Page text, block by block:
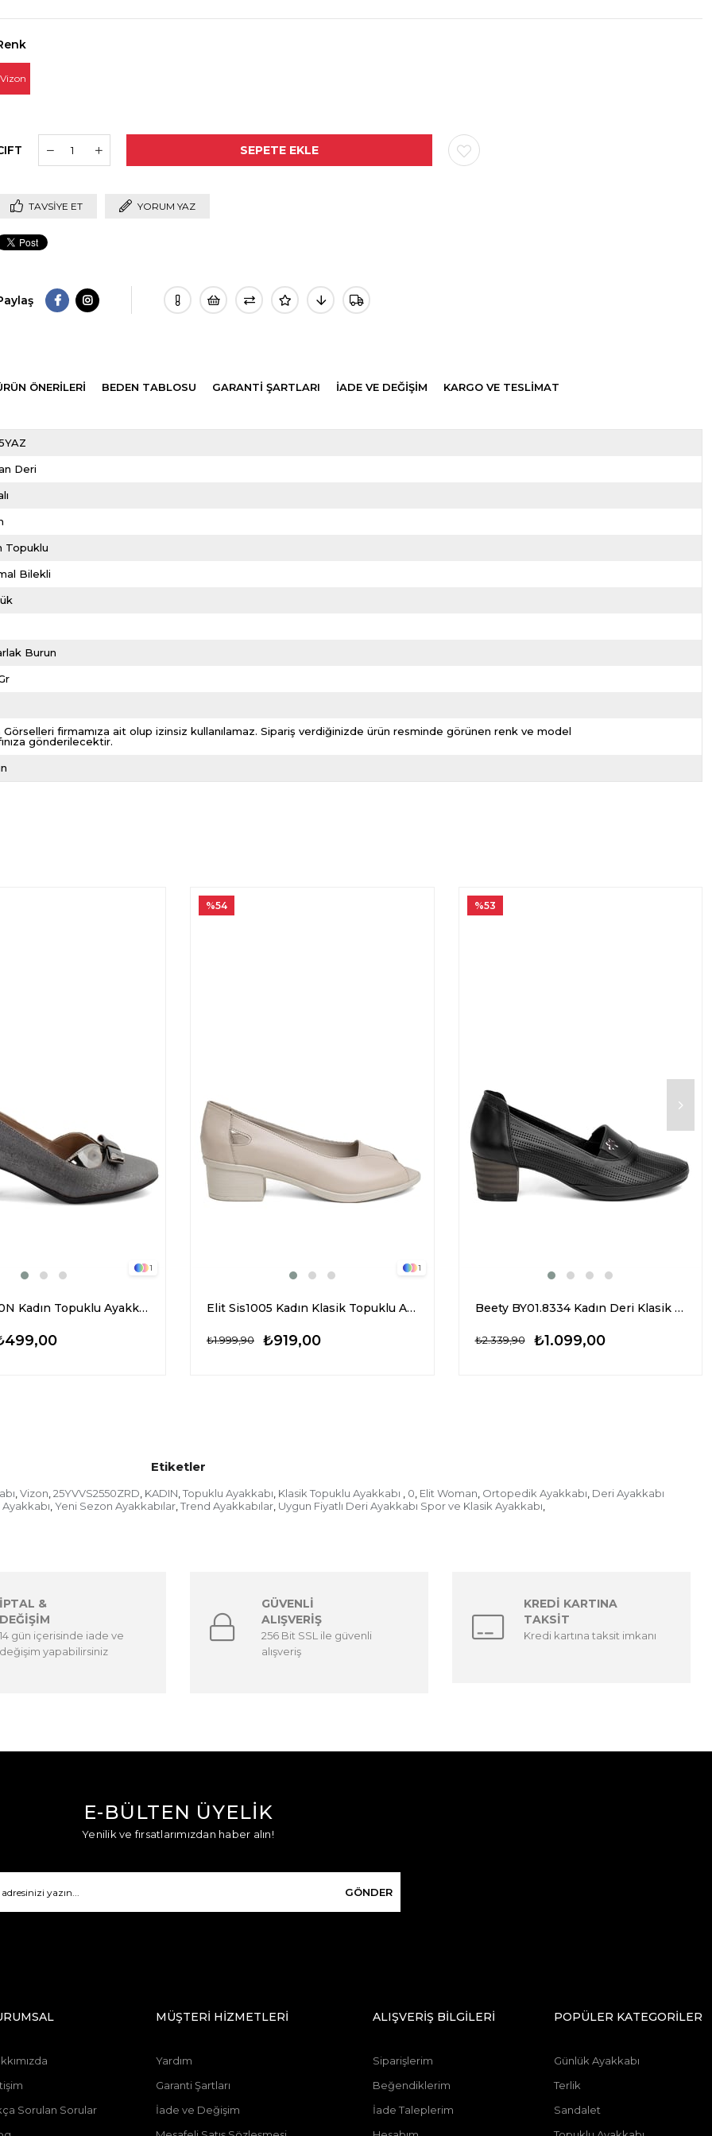
Vizon
TAVSIYE ET YORUM YAZ
ÖNERILERI BEDEN TABLOSU GARANTİ ŞARTLARI İADE VE DEĞİŞİM KARGO VE TESLİMAT
Deri
Topuklu
Bilekli
Burun
Görselleri firmamıza ait olup izinsiz kullanılamaz. Sipariş verdiğinizde ürün resminde görünen renk ve model
gönderilecektir.
1
Elit Mst780N Kadın Topuklu Ayakkabı Platin
1
Elit Sis1005 Kadın Klasik Topuklu Ayakkabı Bej
₺919,00
₺1.999,90
%54
Beety BY01.8334 Kadın Deri Klasik Topuklu Ayakkabı Siyah
₺1.099,00
₺2.339,90
%53
Etiketler
, Vizon, 25YVVS2550ZRD, KADIN, Topuklu Ayakkabı, Klasik Topuklu Ayakkabı , 0, Elit Woman, Ortopedik Ayakkabı, Deri Ayakkabı
Ayakkabı, Yeni Sezon Ayakkabılar, Trend Ayakkabılar, Uygun Fiyatlı Deri Ayakkabı Spor ve Klasik Ayakkabı,
İPTAL &
DEĞİŞİM
14 gün içerisinde iade ve
değişim yapabilirsiniz
GÜVENLİ
ALIŞVERİŞ
256 Bit SSL ile güvenli
alışveriş
KREDİ KARTINA
TAKSİT
Kredi kartına taksit imkanı
E-BÜLTEN ÜYELİK
Yenilik ve fırsatlarımızdan haber alın!
GÖNDER
Sorulan Sorular
MÜŞTERİ HİZMETLERİ
Yardım
Garanti Şartları
İade ve Değişim
ALIŞVERİŞ BİLGİLERİ
Siparişlerim
Beğendiklerim
İade Taleplerim
POPÜLER KATEGORİLER
Günlük Ayakkabı
Terlik
Sandalet